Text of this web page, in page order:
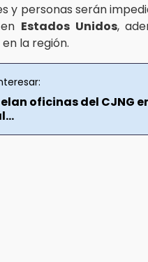
y personas serán
Estados Unidos,
la región.
oficinas del CJNG